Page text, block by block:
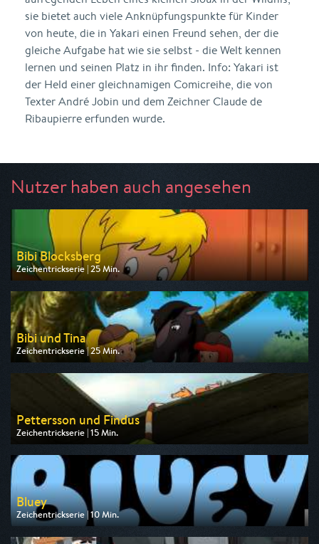
sie bietet auch viele Anknüpfungspunkte für Kinder
von heute, die in Yakari einen Freund sehen, der die
gleiche Aufgabe hat wie sie selbst - die Welt kennen
lernen und seinen Platz in ihr finden. Info: Yakari ist
der Held einer gleichnamigen Comicreihe, die von
Texter André Jobin und dem Zeichner Claude de
Ribaupierre erfunden wurde.
Nutzer haben auch angesehen
Bibi Blocksberg
Zeichentrickserie | 25 Min.
Ausgestrahlt von ZDF
am 09.08.2026, 07:25
Bibi und Tina
Zeichentrickserie | 25 Min.
Ausgestrahlt von ZDF
am 09.08.2026, 07:50
Pettersson und Findus
Zeichentrickserie | 15 Min.
Ausgestrahlt von ZDF
am 09.08.2026, 06:45
Bluey
Zeichentrickserie | 10 Min.
Ausgestrahlt von Disney Channel
am 08.08.2026, 17:15